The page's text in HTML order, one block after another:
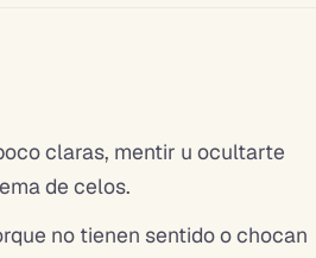
claras, mentir u ocultarte
de celos.
no tienen sentido o chocan